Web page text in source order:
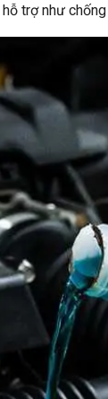
trợ như